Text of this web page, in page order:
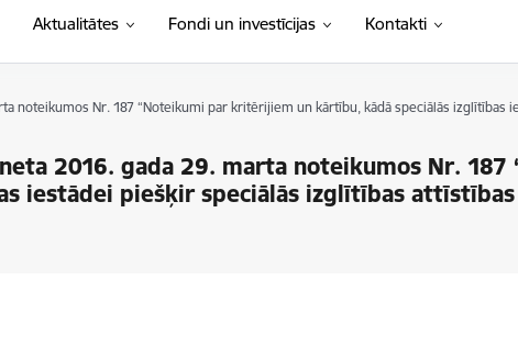
Aktualitātes Fondi un investīcijas Kontakti
noteikumos Nr. 187 “Noteikumi par kritērijiem un kārtību, kādā speciālās izglītības
2016. gada 29. marta noteikumos Nr. 187
iestādei piešķir speciālās izglītības